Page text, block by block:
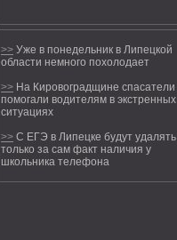
>> Уже в понедельник в Липецкой
области немного похолодает
>> На Кировоградщине спасатели
помогали водителям в экстренных
ситуациях
>> С ЕГЭ в Липецке будут удалять
только за сам факт наличия у
школьника телефона